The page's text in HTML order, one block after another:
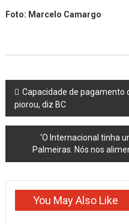
Foto: Marcelo Camargo
Post
navigation
Capacidade de pagamento
piorou, diz BC
‘O Internacional tinha
Palmeiras. Nós nos
You May Also Like